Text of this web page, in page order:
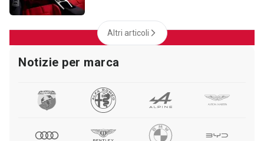
Altri articoli
Notizie per marca